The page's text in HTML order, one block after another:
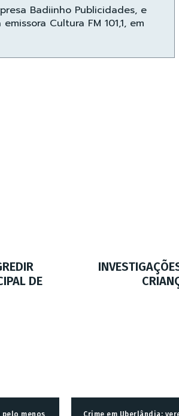
Badiinho Publicidades, e
Cultura FM 101,1, em
DE
menos Crime em Uberlândia: